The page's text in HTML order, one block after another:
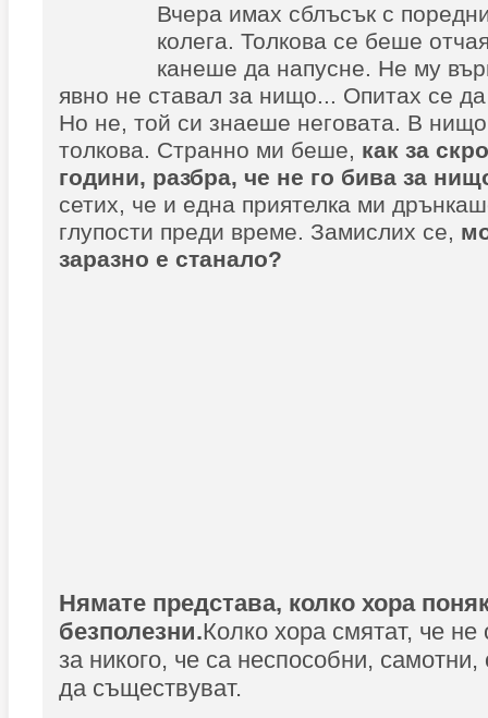
Вчера имах сблъсък с
колега. Толкова се беше
канеше да напусне. Не му
явно не ставал за нищо... Опитах се
Но не, той си знаеше неговата. В
толкова. Странно ми беше, как за
години, разбра, че не го бива за
сетих, че и една приятелка ми
глупости преди време. Замислих се,
заразно е станало?
Нямате представа, колко хора
безполезни.Колко хора смятат, че
за никого, че са неспособни,
да съществуват.